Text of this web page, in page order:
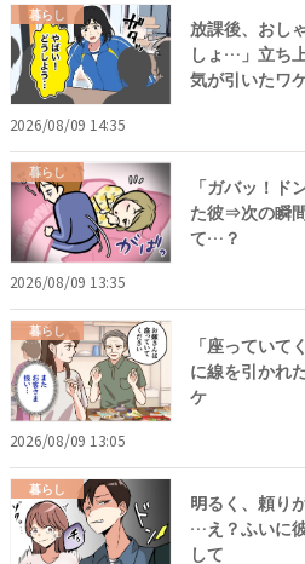
暮らし
放課後、おし
しょ…」立ち
気が引いたワ
2026/08/09 14:35
暮らし
「ガバッ！ド
た彼⇒次の瞬
て…？
2026/08/09 13:35
暮らし
「座っていて
に線を引かれ
ケ
2026/08/09 13:05
暮らし
明るく、頼り
…え？ふいに
して